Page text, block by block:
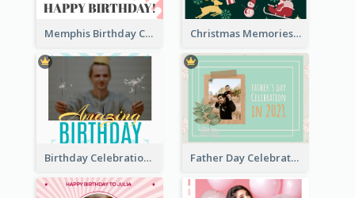
Memphis Birthday Celebration Photo Book Christmas Memories Photo Book
Birthday Celebration Photo Book Father Day Celebration Photo Book With Quotes